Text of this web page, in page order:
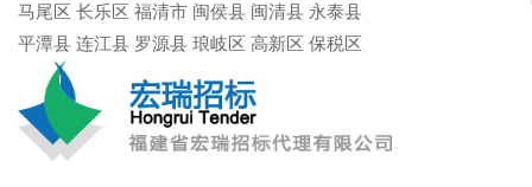
马尾区 长乐区 福清市 闽侯县 闽清县 永泰县
平潭县 连江县 罗源县 琅岐区 高新区 保税区